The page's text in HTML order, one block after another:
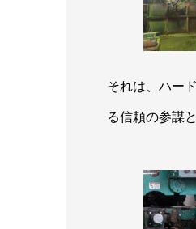
それは、ハー
る信頼の参謀